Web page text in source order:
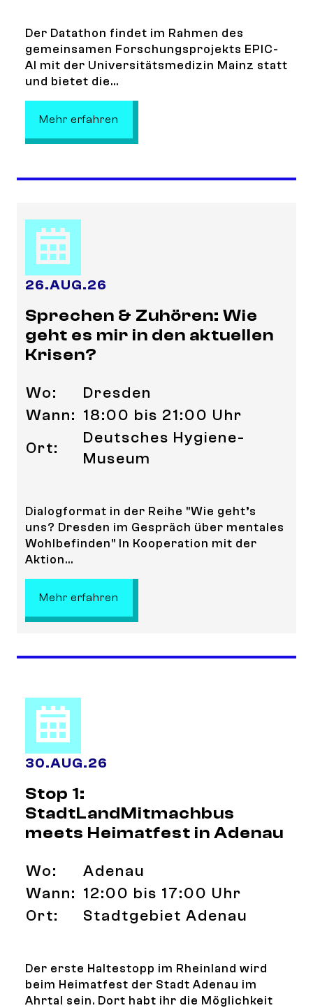
Der Datathon findet im Rahmen des
gemeinsamen Forschungsprojekts EPIC-
AI mit der Universitätsmedizin Mainz statt
und bietet die...
Mehr erfahren
26.AUG.26
Sprechen & Zuhören: Wie
geht es mir in den aktuellen
Krisen?
Wo:
Dresden
Wann: 18:00 bis 21:00 Uhr
Ort:
Deutsches Hygiene-
Museum
Dialogformat in der Reihe "Wie geht’s
uns? Dresden im Gespräch über mentales
Wohlbefinden" In Kooperation mit der
Aktion...
Mehr erfahren
30.AUG.26
Stop 1:
StadtLandMitmachbus
meets Heimatfest in Adenau
Wo:
Adenau
Wann: 12:00 bis 17:00 Uhr
Ort:
Stadtgebiet Adenau
Der erste Haltestopp im Rheinland wird
beim Heimatfest der Stadt Adenau im
Ahrtal sein. Dort habt ihr die Möglichkeit